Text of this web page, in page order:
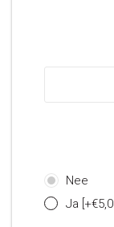
Nee
Ja